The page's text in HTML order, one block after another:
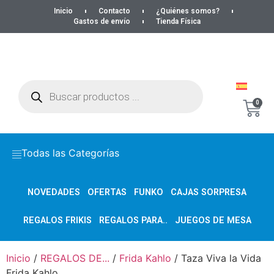
Inicio Contacto
¿Quiénes somos?
Gastos de envío
Tienda Física
0
Todas las Categorías
NOVEDADES OFERTAS FUNKO CAJAS SORPRESA
REGALOS FRIKIS REGALOS PARA.. JUEGOS DE MESA
Inicio / REGALOS DE... / Frida Kahlo / Taza Viva la Vida